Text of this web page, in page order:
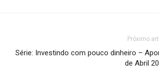
Próximo
Série: Investindo com pouco dinheiro –
de Abril